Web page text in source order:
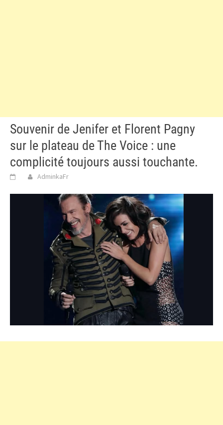
Souvenir de Jenifer et Florent Pagny
sur le plateau de The Voice : une
complicité toujours aussi touchante.
AdminkaFr